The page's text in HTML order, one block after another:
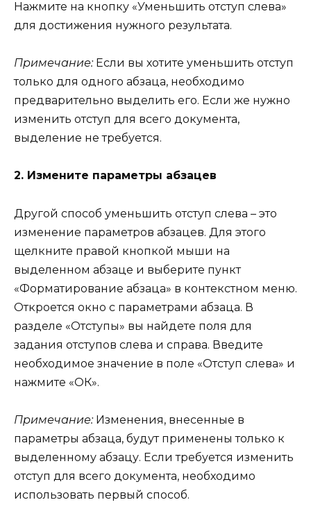
Нажмите на кнопку «Уменьшить отступ слева»
для достижения нужного результата.
Примечание:Если вы хотите уменьшить отступ
только для одного абзаца, необходимо
предварительно выделить его. Если же нужно
изменить отступ для всего документа,
выделение не требуется.
2. Измените параметры абзацев
Другой способ уменьшить отступ слева – это
изменение параметров абзацев. Для этого
щелкните правой кнопкой мыши на
выделенном абзаце и выберите пункт
«Форматирование абзаца» в контекстном меню.
Откроется окно с параметрами абзаца. В
разделе «Отступы» вы найдете поля для
задания отступов слева и справа. Введите
необходимое значение в поле «Отступ слева» и
нажмите «ОК».
Примечание:Изменения, внесенные в
параметры абзаца, будут применены только к
выделенному абзацу. Если требуется изменить
отступ для всего документа, необходимо
использовать первый способ.